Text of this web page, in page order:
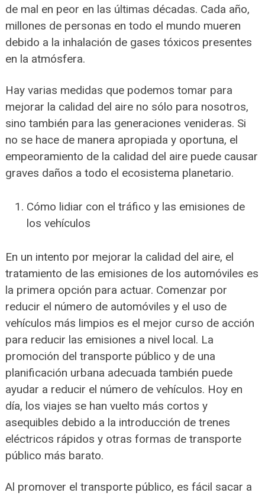
de mal en peor en las últimas décadas. Cada año,
millones de personas en todo el mundo mueren
debido a la inhalación de gases tóxicos presentes
en la atmósfera.
Hay varias medidas que podemos tomar para
mejorar la calidad del aire no sólo para nosotros,
sino también para las generaciones venideras. Si
no se hace de manera apropiada y oportuna, el
empeoramiento de la calidad del aire puede causar
graves daños a todo el ecosistema planetario.
Cómo lidiar con el tráfico y las emisiones de
los vehículos
En un intento por mejorar la calidad del aire, el
tratamiento de las emisiones de los automóviles es
la primera opción para actuar. Comenzar por
reducir el número de automóviles y el uso de
vehículos más limpios es el mejor curso de acción
para reducir las emisiones a nivel local. La
promoción del transporte público y de una
planificación urbana adecuada también puede
ayudar a reducir el número de vehículos. Hoy en
día, los viajes se han vuelto más cortos y
asequibles debido a la introducción de trenes
eléctricos rápidos y otras formas de transporte
público más barato.
Al promover el transporte público, es fácil sacar a